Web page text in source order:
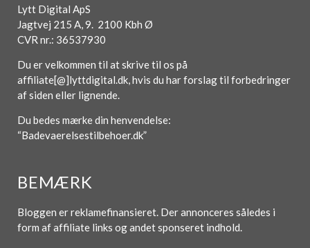
Lytt Digital ApS
Jagtvej 215 A, 9. 2100 Kbh Ø
CVR nr.: 36537930
Du er velkommen til at skrive til os på
affiliate[@]lyttdigital.dk, hvis du har forslag til forbedringer
af siden eller lignende.
Du bedes mærke din henvendelse:
“Badevaerelsestilbehoer.dk”
BEMÆRK
Bloggen er reklamefinansieret. Der annonceres således i
form af affiliate links og andet sponseret indhold.